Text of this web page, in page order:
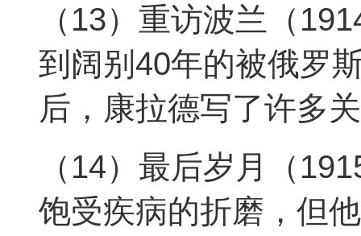
（13）重访波兰（
到阔别40年的被俄罗
后，康拉德写了许多
（14）最后岁月（
饱受疾病的折磨，但